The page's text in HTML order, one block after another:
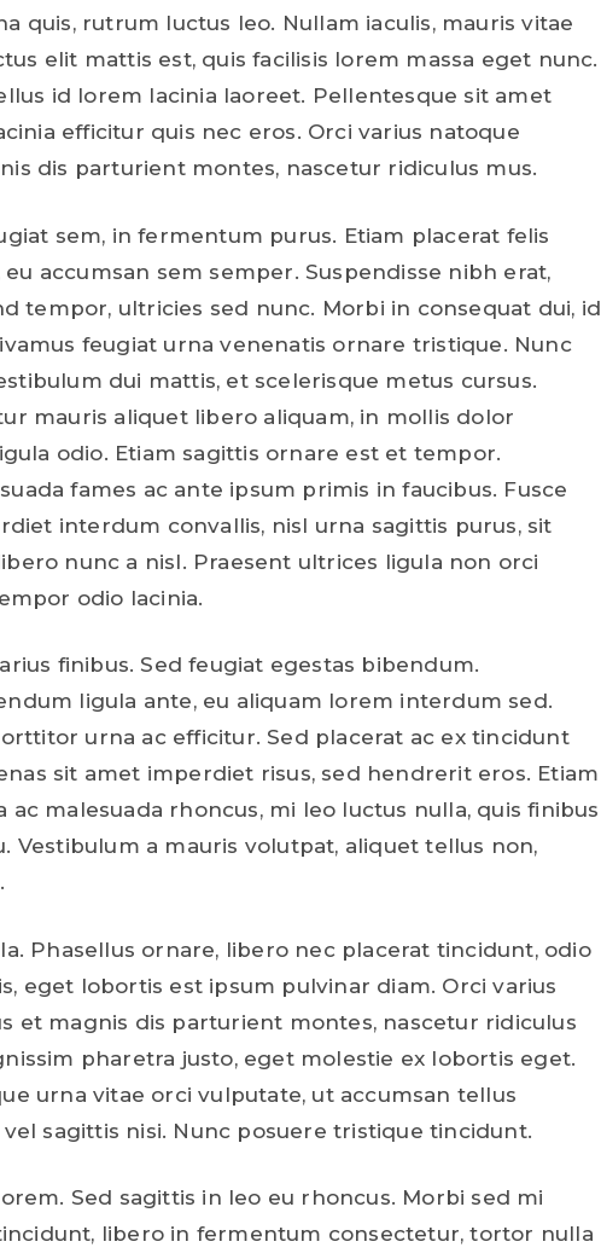
quis, rutrum luctus leo. Nullam iaculis, mauris vitae
elit mattis est, quis facilisis lorem massa eget nunc.
id lorem lacinia laoreet. Pellentesque sit amet
efficitur quis nec eros. Orci varius natoque
dis parturient montes, nascetur ridiculus mus.
sem, in fermentum purus. Etiam placerat felis
accumsan sem semper. Suspendisse nibh erat,
tempor, ultricies sed nunc. Morbi in consequat dui, id
feugiat urna venenatis ornare tristique. Nunc
dui mattis, et scelerisque metus cursus.
mauris aliquet libero aliquam, in mollis dolor
odio. Etiam sagittis ornare est et tempor.
fames ac ante ipsum primis in faucibus. Fusce
interdum convallis, nisl urna sagittis purus, sit
nunc a nisl. Praesent ultrices ligula non orci
odio lacinia.
finibus. Sed feugiat egestas bibendum.
ligula ante, eu aliquam lorem interdum sed.
urna ac efficitur. Sed placerat ac ex tincidunt
sit amet imperdiet risus, sed hendrerit eros. Etiam
ac malesuada rhoncus, mi leo luctus nulla, quis finibus
Vestibulum a mauris volutpat, aliquet tellus non,
Phasellus ornare, libero nec placerat tincidunt, odio
eget lobortis est ipsum pulvinar diam. Orci varius
et magnis dis parturient montes, nascetur ridiculus
pharetra justo, eget molestie ex lobortis eget.
urna vitae orci vulputate, ut accumsan tellus
sagittis nisi. Nunc posuere tristique tincidunt.
Sed sagittis in leo eu rhoncus. Morbi sed mi
libero in fermentum consectetur, tortor nulla